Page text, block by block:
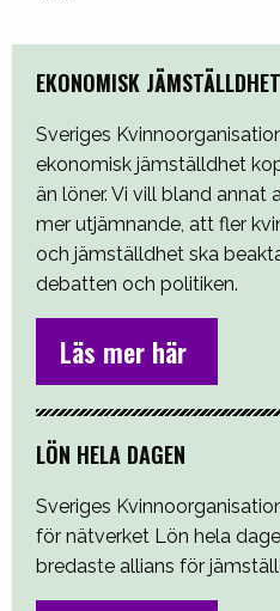
EKONOMISK JÄMSTÄLLDHET
Sveriges
ekonomisk jämställdhet
än löner. Vi vill bland
mer utjämnande, att fler
och jämställdhet ska
debatten och politiken.
Läs mer här
LÖN HELA DAGEN
Sveriges
för nätverket Lön hela
bredaste allians för